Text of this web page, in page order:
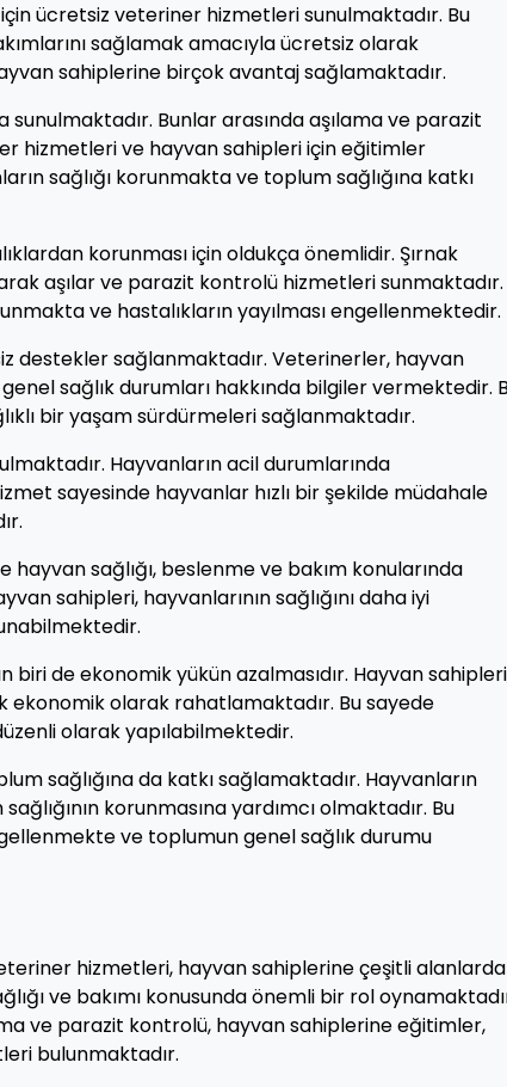
ücretsiz veteriner hizmetleri sunulmaktadır. Bu
sağlamak amacıyla ücretsiz olarak
sahiplerine birçok avantaj sağlamaktadır.
Bunlar arasında aşılama ve parazit
hizmetleri ve hayvan sahipleri için eğitimler
sağlığı korunmakta ve toplum sağlığına katkı
korunması için oldukça önemlidir. Şırnak
aşılar ve parazit kontrolü hizmetleri sunmaktadır.
ve hastalıkların yayılması engellenmektedir.
destekler sağlanmaktadır. Veterinerler, hayvan
sağlık durumları hakkında bilgiler vermektedir.
bir yaşam sürdürmeleri sağlanmaktadır.
Hayvanların acil durumlarında
sayesinde hayvanlar hızlı bir şekilde müdahale
sağlığı, beslenme ve bakım konularında
sahipleri, hayvanlarının sağlığını daha iyi
de ekonomik yükün azalmasıdır. Hayvan
olarak rahatlamaktadır. Bu sayede
olarak yapılabilmektedir.
sağlığına da katkı sağlamaktadır. Hayvanların
korunmasına yardımcı olmaktadır. Bu
ve toplumun genel sağlık durumu
hizmetleri, hayvan sahiplerine çeşitli alanlarda
ve bakımı konusunda önemli bir rol
ve parazit kontrolü, hayvan sahiplerine eğitimler,
bulunmaktadır.